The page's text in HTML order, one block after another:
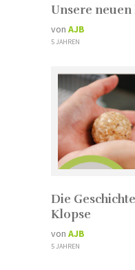
Unsere neuen
von AJB
5 JAHREN
Die
Klopse
von AJB
5 JAHREN